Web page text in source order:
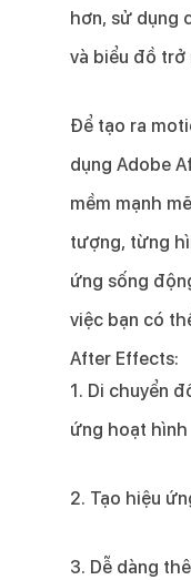
hơn, sử dụng
và biểu đồ trở
Để tạo ra
dụng Adobe
mềm mạnh
tượng, từng
ứng sống
việc bạn có
After Effects:
1. Di chuyển
ứng hoạt hình
2. Tạo hiệu
3. Dễ dàng